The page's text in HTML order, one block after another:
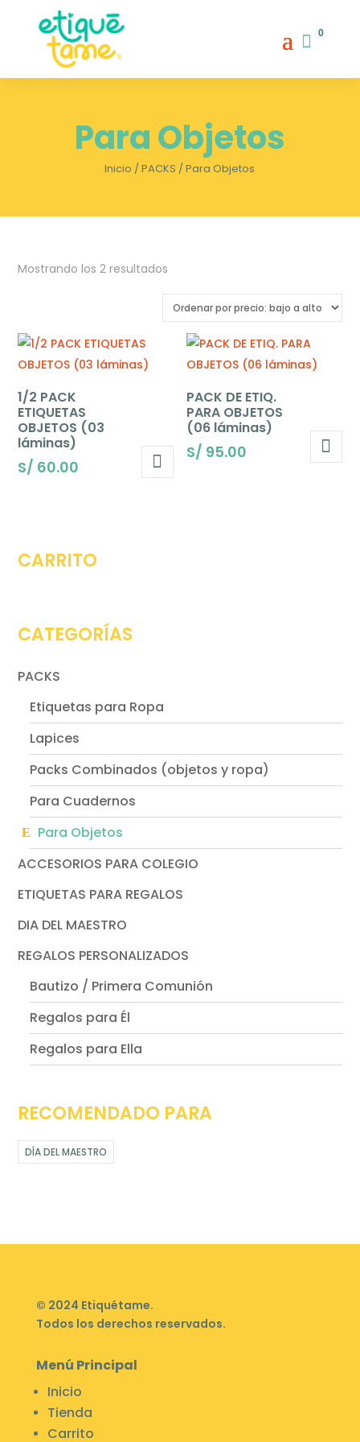
0
Para Objetos
Inicio /PACKS / Para Objetos
Mostrando los 2 resultados
precio:
bajo
1/2 PACK
ETIQUETAS
OBJETOS (03
láminas)
S/ 60.00
PACK DE ETIQ.
PARA OBJETOS
(06 láminas)
S/ 95.00
CARRITO
CATEGORÍAS
PACKS
Etiquetas para Ropa
Lapices
Packs Combinados (objetos y ropa)
Para Cuadernos
Para Objetos
ACCESORIOS PARA COLEGIO
ETIQUETAS PARA REGALOS
DIA DEL MAESTRO
REGALOS PERSONALIZADOS
Bautizo / Primera Comunión
Regalos para Él
Regalos para Ella
RECOMENDADO PARA
DÍA DEL MAESTRO
© 2024 Etiquétame.
Todos los derechos reservados.
Menú Principal
Inicio
Tienda
Carrito